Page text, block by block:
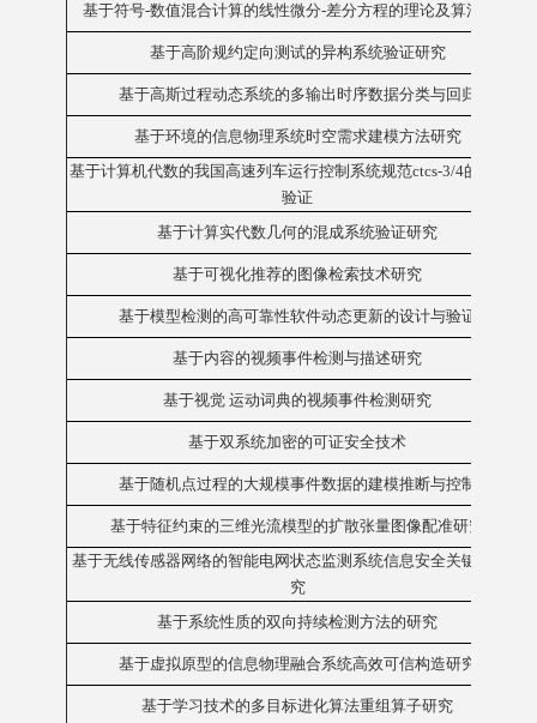
基于符号-数值混合计算的线性微分-差分方程的理论及算法研究
基于高阶规约定向测试的异构系统验证研究
基于高斯过程动态系统的多输出时序数据分类与回归
基于环境的信息物理系统时空需求建模方法研究
基于计算机代数的我国高速列车运行控制系统规范ctcs-3/4的分析与
验证
基于计算实代数几何的混成系统验证研究
基于可视化推荐的图像检索技术研究
基于模型检测的高可靠性软件动态更新的设计与验证
基于内容的视频事件检测与描述研究
基于视觉 运动词典的视频事件检测研究
基于双系统加密的可证安全技术
基于随机点过程的大规模事件数据的建模推断与控制
基于特征约束的三维光流模型的扩散张量图像配准研究
基于无线传感器网络的智能电网状态监测系统信息安全关键技术研
究
基于系统性质的双向持续检测方法的研究
基于虚拟原型的信息物理融合系统高效可信构造研究
基于学习技术的多目标进化算法重组算子研究